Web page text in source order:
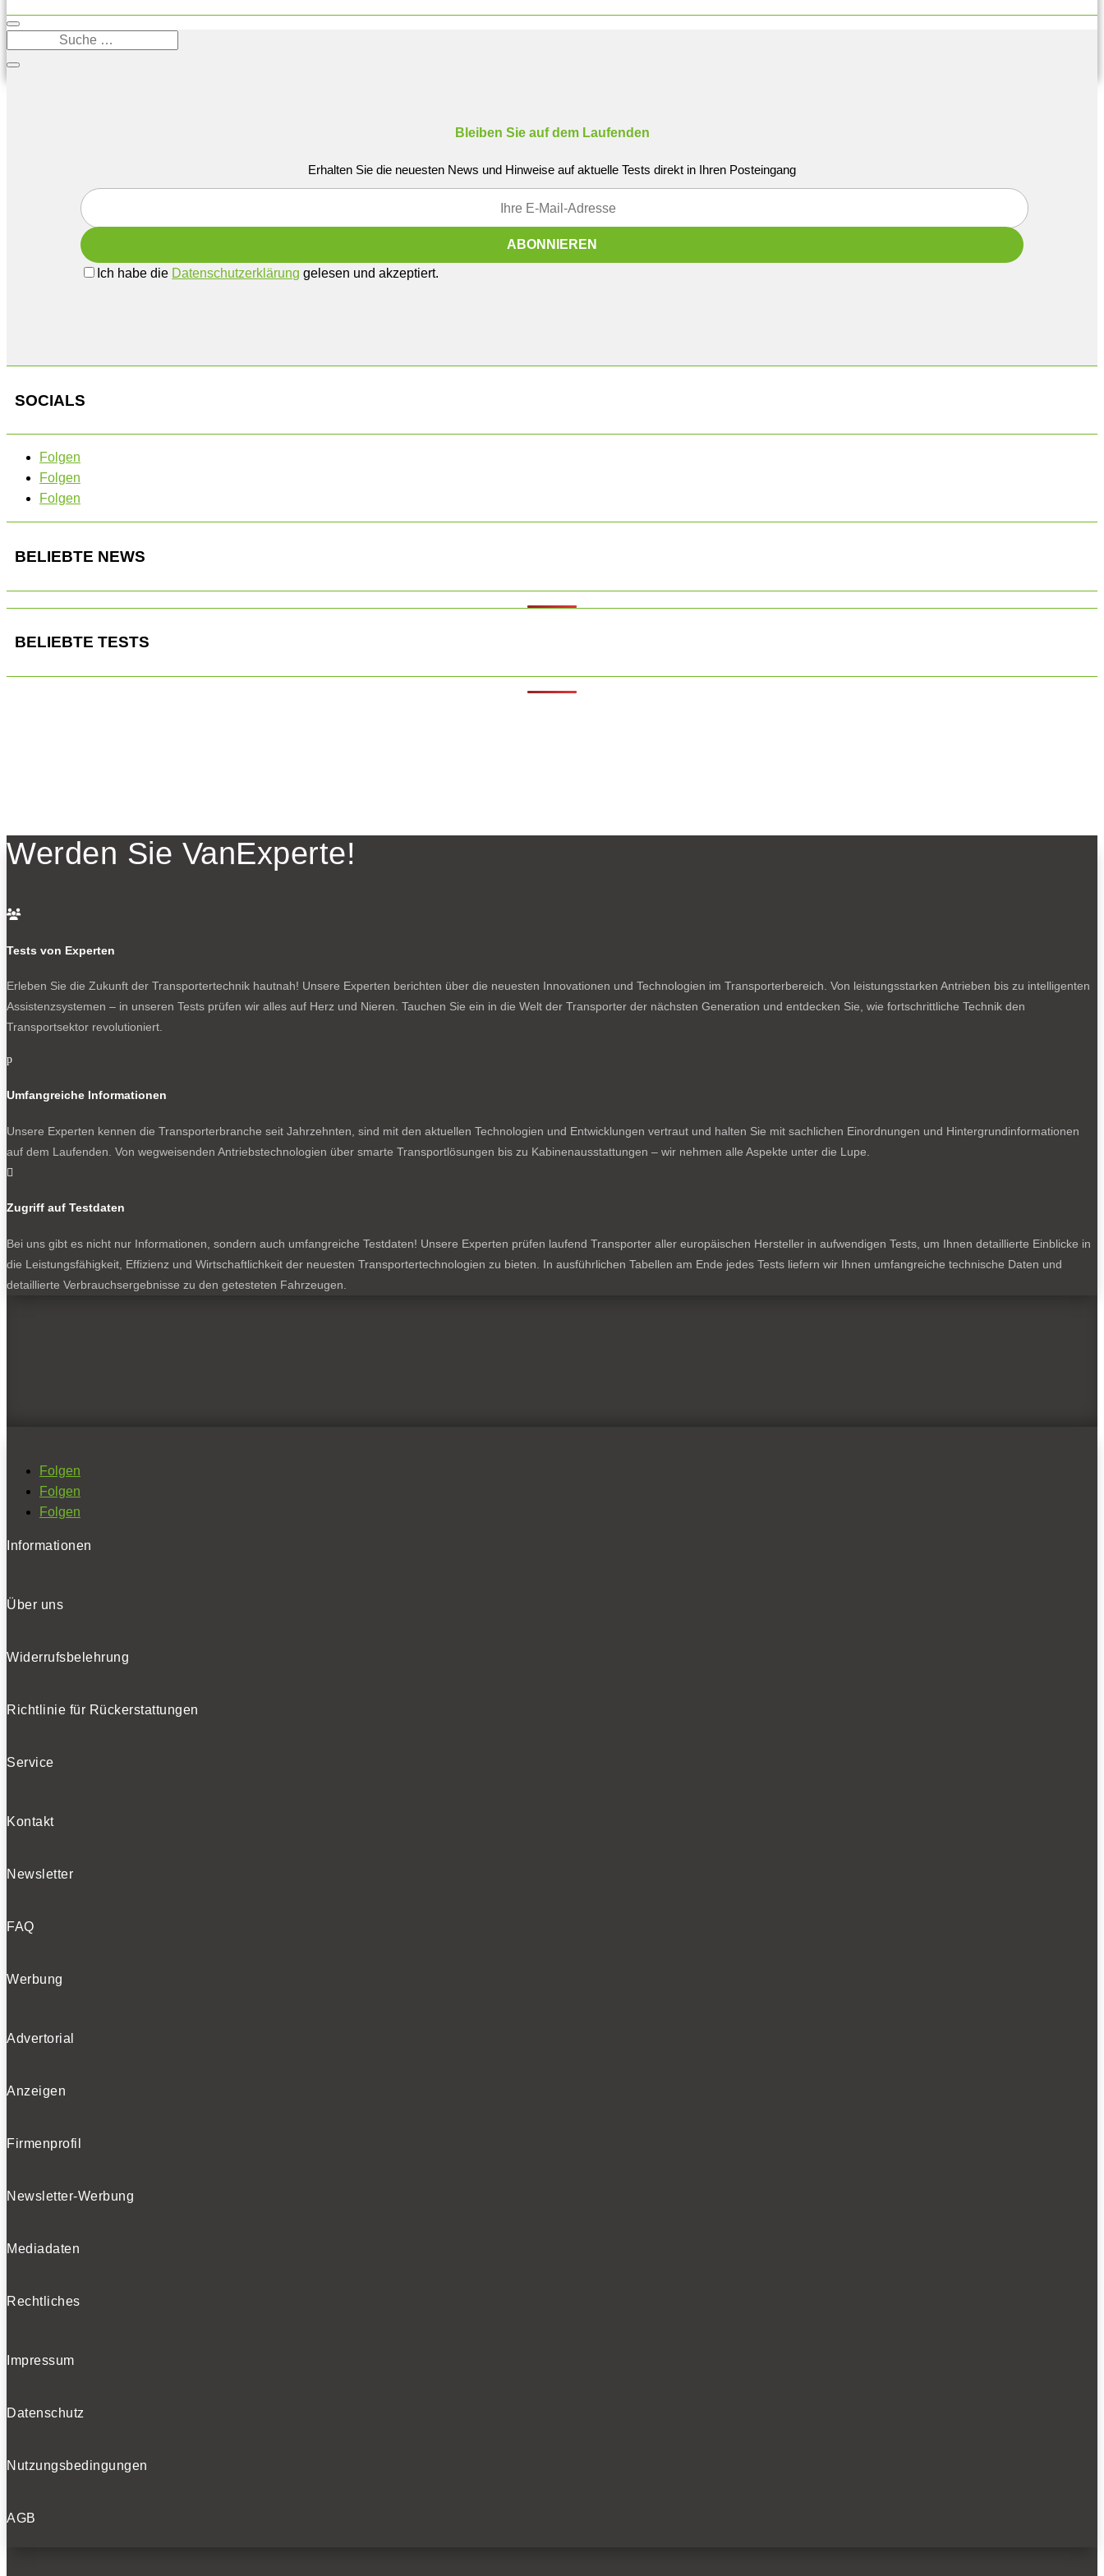
Bleiben Sie auf dem Laufenden
Erhalten Sie die neuesten News und Hinweise auf aktuelle Tests direkt in Ihren Posteingang
Ich habe die Datenschutzerklärung gelesen und akzeptiert.
SOCIALS
Folgen
Folgen
Folgen
BELIEBTE NEWS
BELIEBTE TESTS
Werden Sie VanExperte!

Tests von Experten
Erleben Sie die Zukunft der Transportertechnik hautnah! Unsere Experten berichten über die neuesten Innovationen und Technologien im Transporterbereich. Von leistungsstarken Antrieben bis zu intelligenten
Assistenzsystemen – in unseren Tests prüfen wir alles auf Herz und Nieren. Tauchen Sie ein in die Welt der Transporter der nächsten Generation und entdecken Sie, wie fortschrittliche Technik den
Transportsektor revolutioniert.
p
Umfangreiche Informationen
Unsere Experten kennen die Transporterbranche seit Jahrzehnten, sind mit den aktuellen Technologien und Entwicklungen vertraut und halten Sie mit sachlichen Einordnungen und Hintergrundinformationen
auf dem Laufenden. Von wegweisenden Antriebstechnologien über smarte Transportlösungen bis zu Kabinenausstattungen – wir nehmen alle Aspekte unter die Lupe.

Zugriff auf Testdaten
Bei uns gibt es nicht nur Informationen, sondern auch umfangreiche Testdaten! Unsere Experten prüfen laufend Transporter aller europäischen Hersteller in aufwendigen Tests, um Ihnen detaillierte Einblicke in
die Leistungsfähigkeit, Effizienz und Wirtschaftlichkeit der neuesten Transportertechnologien zu bieten. In ausführlichen Tabellen am Ende jedes Tests liefern wir Ihnen umfangreiche technische Daten und
detaillierte Verbrauchsergebnisse zu den getesteten Fahrzeugen.
Folgen
Folgen
Folgen
Informationen
Über uns
Widerrufsbelehrung
Richtlinie für Rückerstattungen
Service
Kontakt
Newsletter
FAQ
Werbung
Advertorial
Anzeigen
Firmenprofil
Newsletter-Werbung
Mediadaten
Rechtliches
Impressum
Datenschutz
Nutzungsbedingungen
AGB